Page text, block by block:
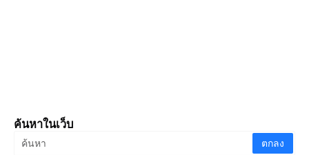
ค้นหาในเว็บ